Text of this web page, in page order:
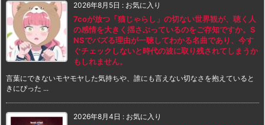
2026年8月5日 : お気に入り
7coが放つ「猫じゃらし」の切ない世界観が、聴く人
の感情を大きく揺さぶっているのをご存知ですか。S
NSでバズる理由が一聴してわかる名曲であり、今す
ぐチェックしないと時代の波に取り残されてしまうか
もしれません。
言葉にできないモヤモヤした気持ちや、誰にも言えない切なさを抱えていると
きにぴった ...
2026年8月4日 : お気に入り